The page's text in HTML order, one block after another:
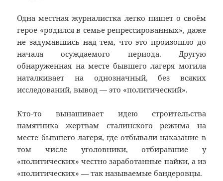
Одна местная журналистка легко пишет о своём
герое «родился в семье репрессированных», даже
не задумавшись над тем, что это произошло до
начала осуждаемого периода. Другую
обнаруженная на месте бывшего лагеря могила
наталкивает на однозначный, без всяких
исследований, вывод — это «политический».
Кто-то вынашивает идею строительства
памятника жертвам сталинского режима на
месте бывшего лагеря, где отбывали наказание в
том числе уголовники, отбиравшие у
«политических» честно заработанные пайки, а из
«политических» — так называемые бандеровцы.